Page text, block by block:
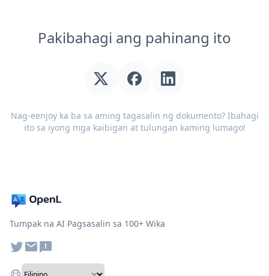
Pakibahagi ang pahinang ito
Nag-eenjoy ka ba sa aming tagasalin ng dokumento? Ibahagi
ito sa iyong mga kaibigan at tulungan kaming lumago!
Tumpak na AI Pagsasalin sa 100+ Wika